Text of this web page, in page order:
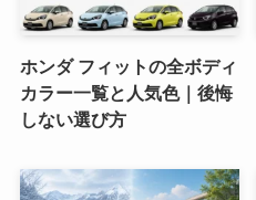
ホンダ フィットの全ボディ
カラー一覧と人気色｜後悔
しない選び方